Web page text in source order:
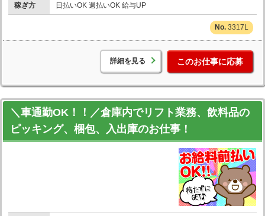
稼ぎ方 日払いOK 週払いOK 給与UP
3317L
詳細を見る このお仕事に応募
＼車通勤OK！！／倉庫内でリフト業務、飲料品の
ピッキング、梱包、入出庫のお仕事！